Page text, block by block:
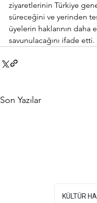
ziyaretlerinin Türkiye
süreceğini ve yerinden
üyelerin haklarının daha
savunulacağını ifade etti.
Son Yazılar
KÜLTÜR